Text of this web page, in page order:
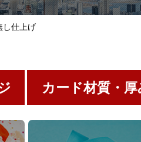
し仕上げ
カード材質・厚